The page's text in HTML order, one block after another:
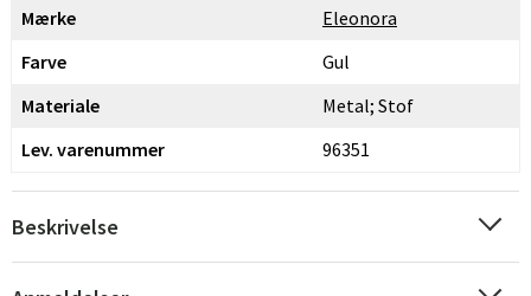
Mærke
Eleonora
Farve
Gul
Materiale
Metal; Stof
Lev. varenummer
96351
Beskrivelse